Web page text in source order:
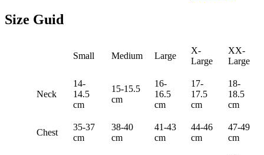
Size Guid
Small Medium Large
X-
Large
XX-
Large
Neck
14-
14.5
cm
15-15.5
cm
16-
16.5
cm
17-
17.5
cm
18-
18.5
cm
Chest
35-37
cm
38-40
cm
41-43
cm
44-46
cm
47-49
cm